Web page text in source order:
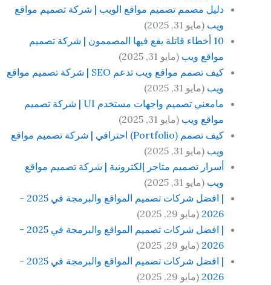
دليل مصمم تصميم مواقع الويب | شركة تصميم مواقع
ويب (مايو 31, 2025)
10 أخطاء قاتلة يقع فيها المصممون | شركة تصميم
مواقع ويب (مايو 31, 2025)
كيف تصمم مواقع ويب تدعم SEO | شركة تصميم مواقع
ويب (مايو 31, 2025)
مامعني تصميم واجهات مستخدم UI | شركة تصميم
مواقع ويب (مايو 31, 2025)
كيف تصمم (Portfolio) احترافي | شركة تصميم مواقع
ويب (مايو 31, 2025)
أسرار تصميم متاجر إلكترونية | شركة تصميم مواقع
ويب (مايو 31, 2025)
| افضل شركات تصميم المواقع والبرمجة في 2025 -
2026 (مايو 29, 2025)
| افضل شركات تصميم المواقع والبرمجة في 2025 -
2026 (مايو 29, 2025)
| افضل شركات تصميم المواقع والبرمجة في 2025 -
2026 (مايو 29, 2025)